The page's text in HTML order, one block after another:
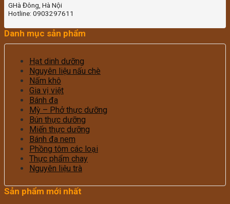
GHà Đông, Hà Nội
Hotline: 0903297611
Danh mục sản phẩm
Hạt dinh dưỡng
Nguyên liệu nấu chè
Nấm khô
Gia vị việt
Bánh đa
Mỳ – Phở thực dưỡng
Bún thực dưỡng
Miến thực dưỡng
Bánh đa nem
Phồng tôm các loại
Thực phẩm chay
Nguyên liệu trà
Sản phẩm mới nhất